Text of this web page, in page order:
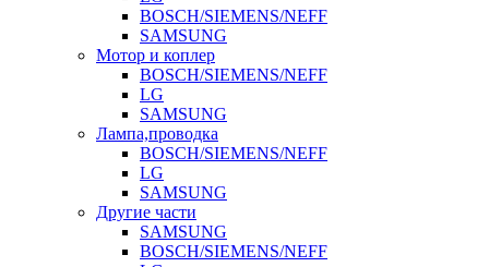
BOSCH/SIEMENS/NEFF
SAMSUNG
Мотор и коплер
BOSCH/SIEMENS/NEFF
LG
SAMSUNG
Лампа,проводка
BOSCH/SIEMENS/NEFF
LG
SAMSUNG
Другие части
SAMSUNG
BOSCH/SIEMENS/NEFF